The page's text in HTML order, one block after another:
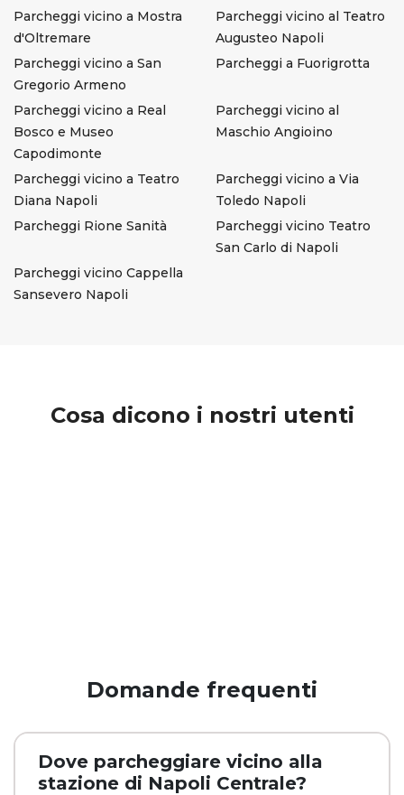
Parcheggi vicino a Mostra
d'Oltremare
Parcheggi vicino al Teatro
Augusteo Napoli
Parcheggi vicino a San
Gregorio Armeno
Parcheggi a Fuorigrotta
Parcheggi vicino a Real
Bosco e Museo
Capodimonte
Parcheggi vicino al
Maschio Angioino
Parcheggi vicino a Teatro
Diana Napoli
Parcheggi vicino a Via
Toledo Napoli
Parcheggi Rione Sanità
Parcheggi vicino Teatro
San Carlo di Napoli
Parcheggi vicino Cappella
Sansevero Napoli
Cosa dicono i nostri utenti
Domande frequenti
Dove parcheggiare vicino alla
stazione di Napoli Centrale?